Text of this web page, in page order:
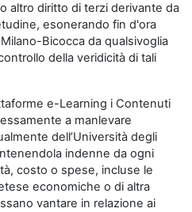
altro diritto di terzi derivante da
esonerando fin d'ora
Bicocca da qualsivoglia
della veridicità di tali
e-Learning i Contenuti
a manlevare
dell’Università degli
indenne da ogni
costo o spese, incluse le
economiche o di altra
vantare in relazione ai